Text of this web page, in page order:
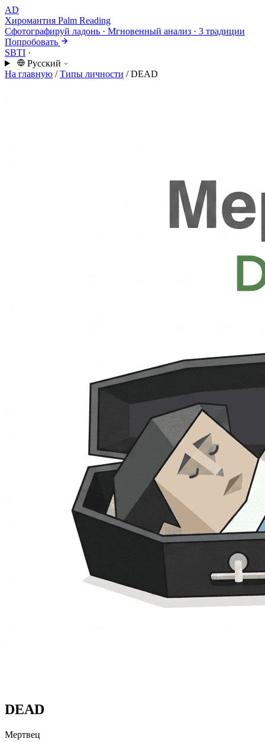
AD
Хиромантия Palm Reading
Сфотографируй ладонь · Мгновенный анализ · 3 традиции
Попробовать
SBTI ·
Русский
На главную / Типы личности / DEAD
DEAD
Мертвец